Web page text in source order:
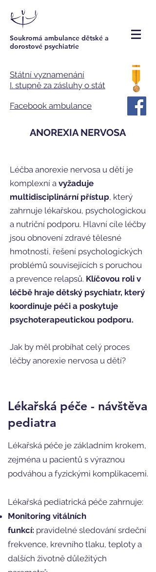
Soukromá ambulance dětské a
dorostové psychiatrie
Státní vyznamenání
I. stupně za zásluhy o stát
Facebook ambulance
ANOREXIA NERVOSA
Léčba anorexie nervosa u dětí je
komplexní a vyžaduje
multidisciplinární přístup, který
zahrnuje lékařskou, psychologickou
a nutriční podporu. Hlavní cíle léčby
jsou obnovení zdravé tělesné
hmotnosti, řešení psychologických
problémů souvisejících s poruchou
a prevence relapsů. Klíčovou roli v
léčbě hraje dětský psychiatr, který
koordinuje péči a poskytuje
psychoterapeutickou podporu.
Jak by měl probíhat celý proces
léčby anorexie nervosa u dětí?
Lékařská péče - návštěva
pediatra
Lékařská péče je základním krokem,
zejména u pacientů s výraznou
podváhou a fyzickými komplikacemi.
Lékařská pediatrická péče zahrnuje:
Monitoring vitálních
funkcí: pravidelné sledování srdeční
frekvence, krevního tlaku, teploty a
dalších životně důležitých